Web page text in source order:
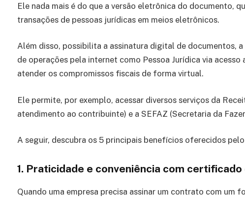
Ele nada mais é do que a versão eletrônica do documento,
transações de pessoas jurídicas em meios eletrônicos.
Além disso, possibilita a assinatura digital de documentos,
de operações pela internet como Pessoa Jurídica via
atender os compromissos fiscais de forma virtual.
Ele permite, por exemplo, acessar diversos serviços da
atendimento ao contribuinte) e a SEFAZ (Secretaria da
A seguir, descubra os 5 principais benefícios oferecidos
1. Praticidade e conveniência com certificado
Quando uma empresa precisa assinar um contrato com um